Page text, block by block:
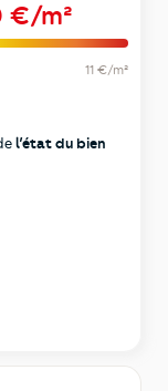
€/m²
11 €/m²
l’état du bien